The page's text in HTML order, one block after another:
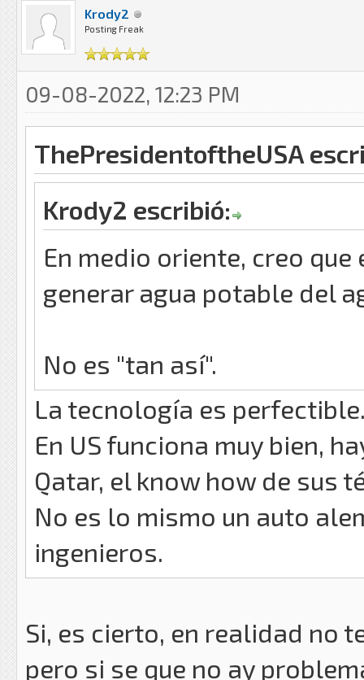
Krody2
Posting Freak
09-08-2022, 12:23 PM
ThePresidentoftheUSA
Krody2 escribió:
En medio oriente, creo
generar agua potable del
No es "tan así".
La tecnología es
En US funciona muy bien,
Qatar, el know how de sus
No es lo mismo un auto
ingenieros.
Si, es cierto, en realidad no
pero si se que no ay